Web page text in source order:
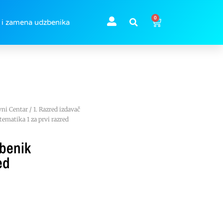
zamena udzbenika
0
Centar/ 1. Razred izdavač
1 za prvi razred